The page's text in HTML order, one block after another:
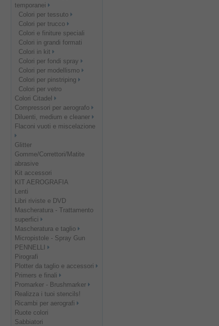
temporanei
Colori per tessuto
Colori per trucco
Colori e finiture speciali
Colori in grandi formati
Colori in kit
Colori per fondi spray
Colori per modellismo
Colori per pinstriping
Colori per vetro
Colori Citadel
Compressori per aerografo
Diluenti, medium e cleaner
Flaconi vuoti e miscelazione
Glitter
Gomme/Correttori/Matite
abrasive
Kit accessori
KIT AEROGRAFIA
Lenti
Libri riviste e DVD
Mascheratura - Trattamento
superfici
Mascheratura e taglio
Micropistole - Spray Gun
PENNELLI
Pirografi
Plotter da taglio e accessori
Primers e finali
Promarker - Brushmarker
Realizza i tuoi stencils!
Ricambi per aerografi
Ruote colori
Sabbiatori